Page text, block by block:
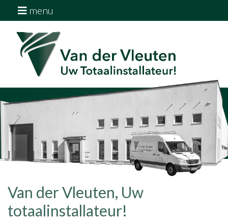
menu
Home
Diensten
Downloads
Vacatures
Van der Vleuten, Uw
totaalinstallateur!